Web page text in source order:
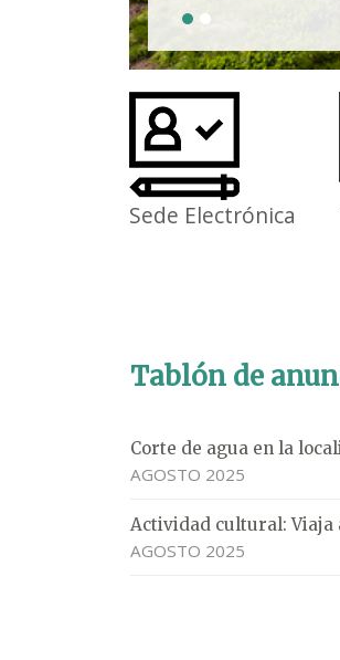
Sede Electrónica
Tablón de
Corte de agua en la
AGOSTO 2025
Actividad cultural: Viaja
AGOSTO 2025